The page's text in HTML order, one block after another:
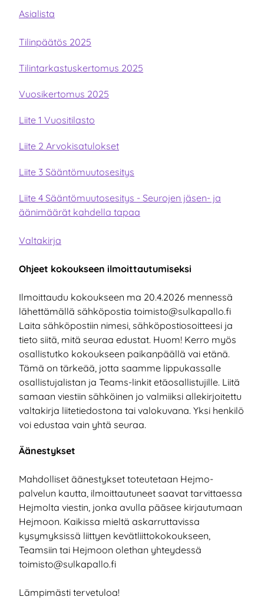
Asialista
Tilinpäätös 2025
Tilintarkastuskertomus 2025
Vuosikertomus 2025
Liite 1 Vuositilasto
Liite 2 Arvokisatulokset
Liite 3 Sääntömuutosesitys
Liite 4 Sääntömuutosesitys - Seurojen jäsen- ja
äänimäärät kahdella tapaa
Valtakirja
Ohjeet kokoukseen ilmoittautumiseksi
Ilmoittaudu kokoukseen ma 20.4.2026 mennessä
lähettämällä sähköpostia toimisto@sulkapallo.fi
Laita sähköpostiin nimesi, sähköpostiosoitteesi ja
tieto siitä, mitä seuraa edustat. Huom! Kerro myös
osallistutko kokoukseen paikanpäällä vai etänä.
Tämä on tärkeää, jotta saamme lippukassalle
osallistujalistan ja Teams-linkit etäosallistujille. Liitä
samaan viestiin sähköinen jo valmiiksi allekirjoitettu
valtakirja liitetiedostona tai valokuvana. Yksi henkilö
voi edustaa vain yhtä seuraa.
Äänestykset
Mahdolliset äänestykset toteutetaan Hejmo-
palvelun kautta, ilmoittautuneet saavat tarvittaessa
Hejmolta viestin, jonka avulla pääsee kirjautumaan
Hejmoon. Kaikissa mieltä askarruttavissa
kysymyksissä liittyen kevätliittokokoukseen,
Teamsiin tai Hejmoon olethan yhteydessä
toimisto@sulkapallo.fi
Lämpimästi tervetuloa!